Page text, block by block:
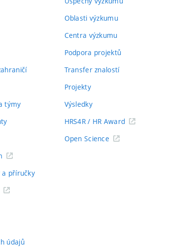
týmy
a příručky
údajů
Oblasti výzkumu
Centra výzkumu
Podpora projektů
Transfer znalostí
Projekty
Výsledky
HRS4R / HR Award
Open Science